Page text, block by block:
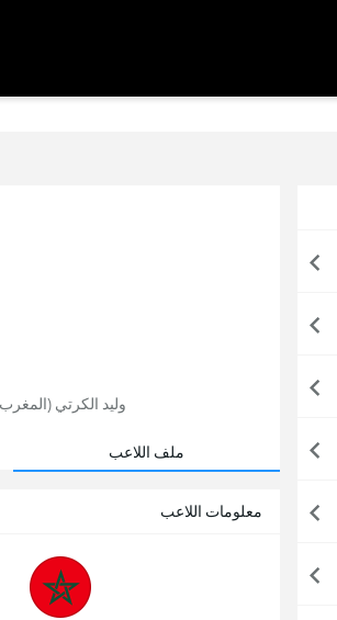
وليد الكرتي (المغرب, 32) هو لاعب كرة قدم, يلعب حاليًا لصالح بيراميدز
ملف اللاعب
معلومات اللاعب